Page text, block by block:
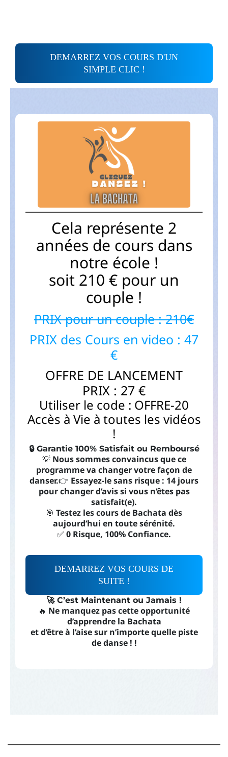
DEMARREZ VOS COURS D'UN
SIMPLE CLIC !
Cela représente 2
années de cours dans
notre école !
soit 210 € pour un
couple !
PRIX pour un couple : 210€
PRIX des Cours en video : 47
€
OFFRE DE LANCEMENT
PRIX : 27 €
Utiliser le code : OFFRE-20
Accès à Vie à toutes les vidéos
!
🔒 Garantie 100% Satisfait ou Remboursé
💡 Nous sommes convaincus que ce
programme va changer votre façon de
danser.👉 Essayez-le sans risque : 14 jours
pour changer d’avis si vous n’êtes pas
satisfait(e).
🎯 Testez les cours de Bachata dès
aujourd’hui en toute sérénité.
✅ 0 Risque, 100% Confiance.
DEMARREZ VOS COURS DE
SUITE !
🚀 C’est Maintenant ou Jamais !
🔥 Ne manquez pas cette opportunité
d’apprendre la Bachata
et d’être à l’aise sur n’importe quelle piste
de danse ! !